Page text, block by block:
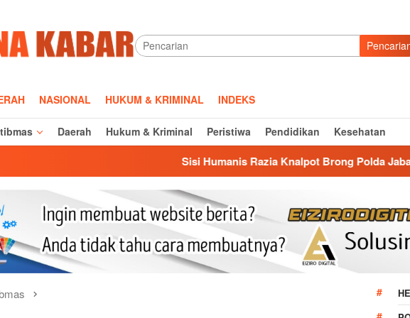
NASIONAL HUKUM & KRIMINAL INDEKS
Daerah Hukum & Kriminal Peristiwa Pendidikan Kesehatan
Sisi Humanis Razia Knalpot Brong Polda Jabar: Edukasi